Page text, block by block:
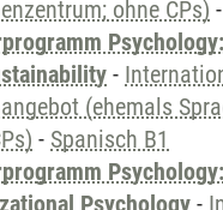
ohne CPs) -
-
(ehemals
- Spanisch B1
Psychology -